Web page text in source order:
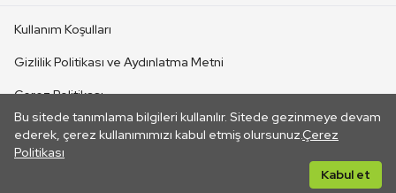
Bu sitede tanımlama bilgileri kullanılır. Sitede gezinmeye devam
ederek, çerez kullanımımızı kabul etmiş olursunuz.Çerez
Politikası
Kabul et
CANLI YAYINLAR
Kullanım Koşulları
Gizlilik Politikası ve Aydınlatma Metni
Çerez Politikası
İletişim
Her hakkı saklıdır. ©2026 TRT. Bağlantı yoluyla gidilen dış